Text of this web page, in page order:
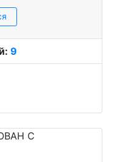
9
С